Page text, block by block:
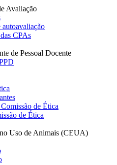
Avaliação
CPAs
de Pessoal Docente
de Ética
de Ética
Uso de Animais (CEUA)